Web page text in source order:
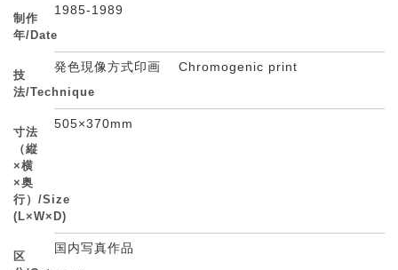
制作
年/Date
1985-1989
技
法/Technique
発色現像方式印画 Chromogenic print
寸法
（縦
×横
×奥
行）/Size
(L×W×D)
505×370mm
区
国内写真作品